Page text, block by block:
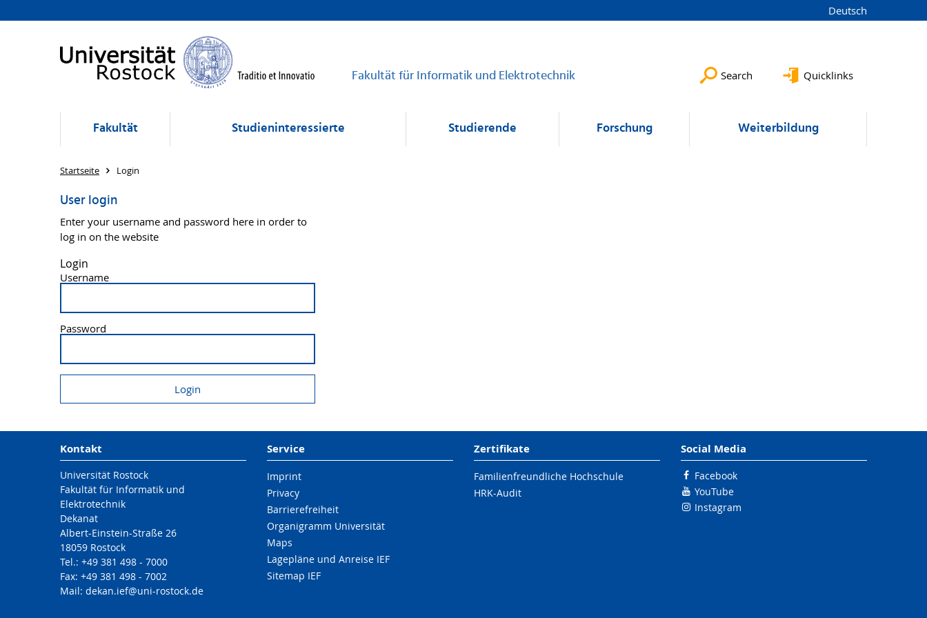
Deutsch
Fakultät für Informatik und Elektrotechnik Search Quicklinks
Fakultät Studieninteressierte Studierende Forschung Weiterbildung
Startseite Login
User login
Enter your username and password here in order to
log in on the website
Login
Username
Password
Kontakt
Universität Rostock
Fakultät für Informatik und
Elektrotechnik
Dekanat
Albert-Einstein-Straße 26
18059 Rostock
Tel.: +49 381 498 - 7000
Fax: +49 381 498 - 7002
Mail: dekan.ief@uni-rostock.de
Service
Imprint
Privacy
Barrierefreiheit
Organigramm Universität
Maps
Lagepläne und Anreise IEF
Sitemap IEF
Zertifikate
Familienfreundliche Hochschule
HRK-Audit
Social Media
Facebook
YouTube
Instagram